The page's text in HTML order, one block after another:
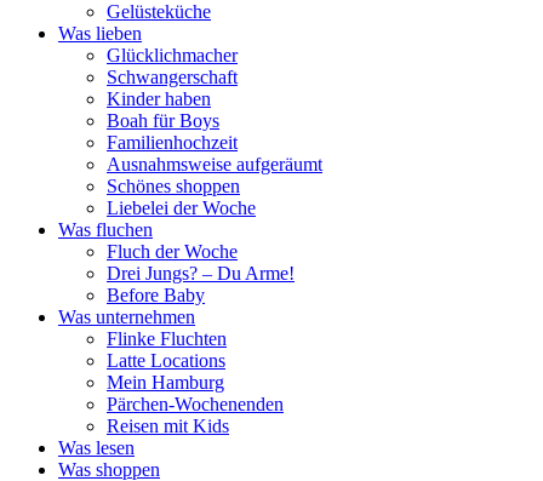
Gelüsteküche
Was lieben
Glücklichmacher
Schwangerschaft
Kinder haben
Boah für Boys
Familienhochzeit
Ausnahmsweise aufgeräumt
Schönes shoppen
Liebelei der Woche
Was fluchen
Fluch der Woche
Drei Jungs? – Du Arme!
Before Baby
Was unternehmen
Flinke Fluchten
Latte Locations
Mein Hamburg
Pärchen-Wochenenden
Reisen mit Kids
Was lesen
Was shoppen